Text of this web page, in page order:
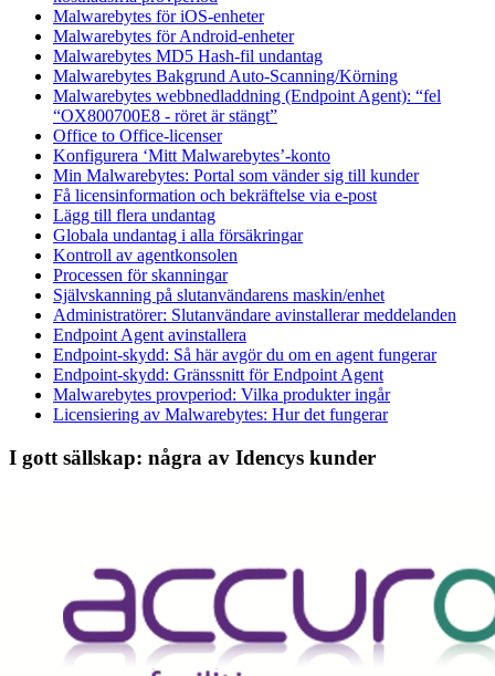
Malwarebytes för iOS-enheter
Malwarebytes för Android-enheter
Malwarebytes MD5 Hash-fil undantag
Malwarebytes Bakgrund Auto-Scanning/Körning
Malwarebytes webbnedladdning (Endpoint Agent): “fel
“OX800700E8 - röret är stängt”
Office to Office-licenser
Konfigurera ‘Mitt Malwarebytes’-konto
Min Malwarebytes: Portal som vänder sig till kunder
Få licensinformation och bekräftelse via e-post
Lägg till flera undantag
Globala undantag i alla försäkringar
Kontroll av agentkonsolen
Processen för skanningar
Självskanning på slutanvändarens maskin/enhet
Administratörer: Slutanvändare avinstallerar meddelanden
Endpoint Agent avinstallera
Endpoint-skydd: Så här avgör du om en agent fungerar
Endpoint-skydd: Gränssnitt för Endpoint Agent
Malwarebytes provperiod: Vilka produkter ingår
Licensiering av Malwarebytes: Hur det fungerar
I gott sällskap: några av Idencys kunder